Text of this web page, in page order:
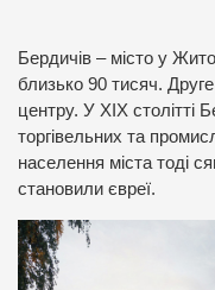
Бердичів – місто у
близько 90 тисяч.
центру. У ХІХ столітті
торгівельних та
населення міста тоді
становили євреї.